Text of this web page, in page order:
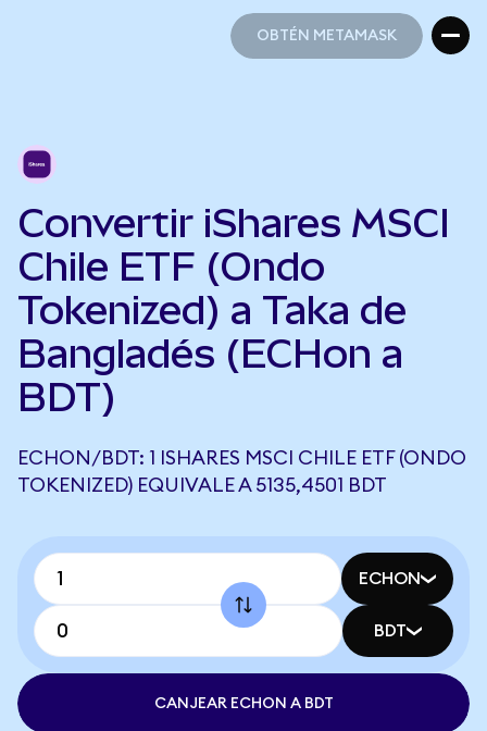
OBTÉN METAMASK
Convertir iShares MSCI
Chile ETF (Ondo
Tokenized) a Taka de
Bangladés (ECHon a
BDT)
ECHON/BDT: 1 ISHARES MSCI CHILE ETF (ONDO
TOKENIZED) EQUIVALE A 5135,4501 BDT
ECHON
BDT
CANJEAR ECHON A BDT